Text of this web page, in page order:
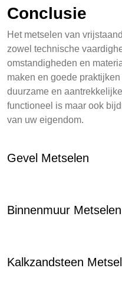
Conclusie
Het metselen van
zowel technische
omstandigheden en
maken en goede
duurzame en
functioneel is maar ook
van uw eigendom.
Gevel Metselen
Binnenmuur Metselen
Kalkzandsteen